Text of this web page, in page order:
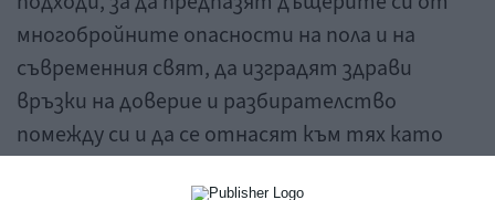
многобройните опасности на пола и на
съвременния свят, да изградят здрави
връзки на доверие и разбирателство
помежду си и да се отнасят към тях като